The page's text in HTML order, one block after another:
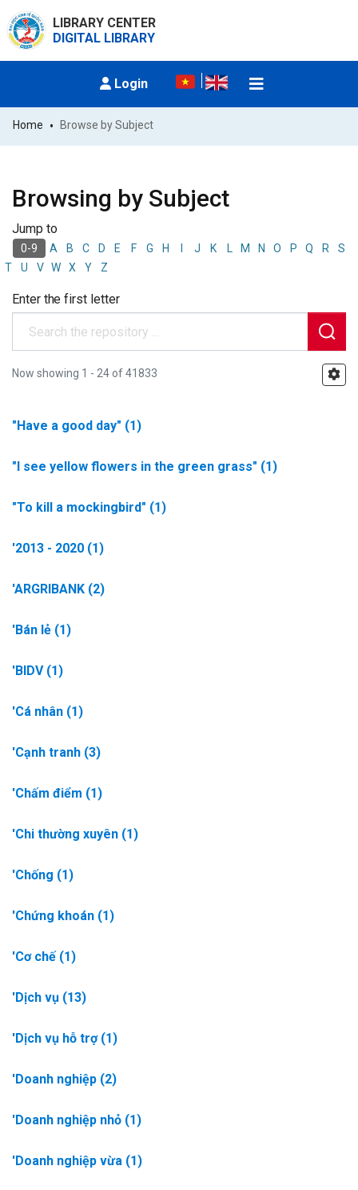
LIBRARY CENTER
DIGITAL LIBRARY
Login
Home Browse by Subject
Browsing by Subject
Jump to
0-9 A B C D E F G H I J K L M N O P Q R
S
T
U V W X Y Z
Enter the first letter
Now showing 1 - 24 of 41833
"Have a good day" (1)
"I see yellow flowers in the green grass" (1)
"To kill a mockingbird" (1)
'2013 - 2020 (1)
'ARGRIBANK (2)
'Bán lẻ (1)
'BIDV (1)
'Cá nhân (1)
'Cạnh tranh (3)
'Chấm điểm (1)
'Chi thường xuyên (1)
'Chống (1)
'Chứng khoán (1)
'Cơ chế (1)
'Dịch vụ (13)
'Dịch vụ hỗ trợ (1)
'Doanh nghiệp (2)
'Doanh nghiệp nhỏ (1)
'Doanh nghiệp vừa (1)